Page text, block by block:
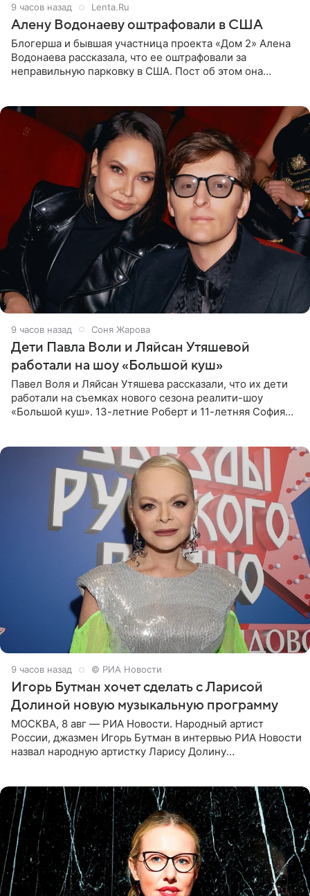
9 часов назад Lenta.Ru
Алену Водонаеву оштрафовали в США
Блогерша и бывшая участница проекта «Дом 2» Алена
Водонаева рассказала, что ее оштрафовали за
неправильную парковку в США. Пост об этом она
9 часов назад Соня Жарова
Дети Павла Воли и Ляйсан Утяшевой
работали на шоу «Большой куш»
Павел Воля и Ляйсан Утяшева рассказали, что их дети
работали на съемках нового сезона реалити-шоу
«Большой куш». 13-летние Роберт и 11-летняя София
9 часов назад © РИА Новости
Игорь Бутман хочет сделать с Ларисой
Долиной новую музыкальную программу
МОСКВА, 8 авг — РИА Новости. Народный артист
России, джазмен Игорь Бутман в интервью РИА Новости
назвал народную артистку Ларису Долину